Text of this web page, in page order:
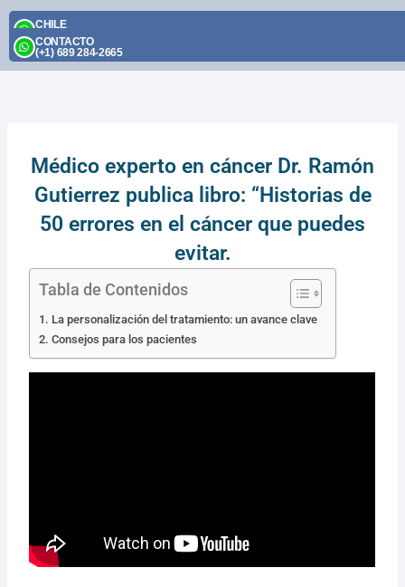
Skip
content
CHILE
(+56) 9 2395 1174
CONTACTO
(+1) 689 284-2665
Médico experto en cáncer Dr. Ramón
Gutierrez publica libro: “Historias de
50 errores en el cáncer que puedes
evitar.
Tabla de Contenidos
La personalización del tratamiento: un avance clave
Consejos para los pacientes